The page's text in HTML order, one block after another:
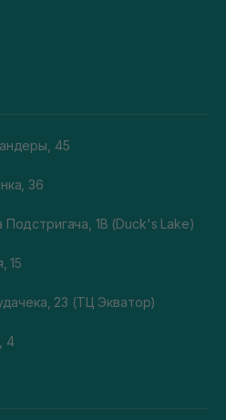
45
36
Подстригача, 1В (Duck's Lake)
15
23 (ТЦ Экватор)
4